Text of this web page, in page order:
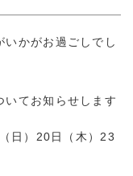
いかがお過ごしでし
いてお知らせします
日）20日（木）23